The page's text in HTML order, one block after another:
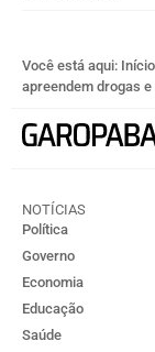
Você está aqui: Início
apreendem drogas
NOTÍCIAS
Política
Governo
Economia
Educação
Saúde